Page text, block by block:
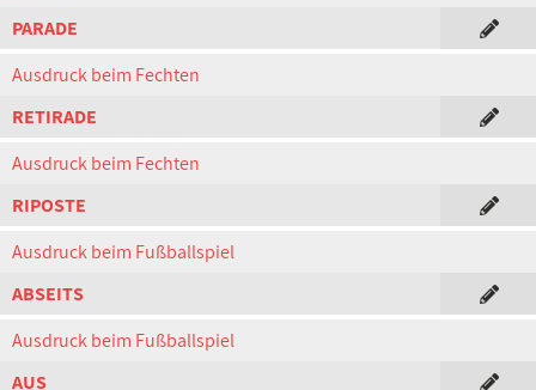
PARADE
Ausdruck beim Fechten
RETIRADE
Ausdruck beim Fechten
RIPOSTE
Ausdruck beim Fußballspiel
ABSEITS
Ausdruck beim Fußballspiel
AUS